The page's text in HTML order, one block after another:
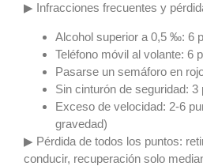
▶ Infracciones frecuentes y
Alcohol superior a 0,5 ‰: 6
Teléfono móvil al volante: 6
Pasarse un semáforo en
Sin cinturón de seguridad: 3
Exceso de velocidad: 2-6
gravedad)
▶ Pérdida de todos los puntos:
conducir, recuperación solo